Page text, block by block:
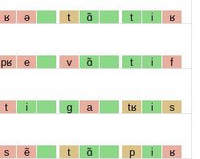
ʁ ə t ɑ̃ t i ʁ
pʁ e v ɑ̃ t i f
t i g a tʁ i s
s ẽ t ɑ̃ p i ʁ